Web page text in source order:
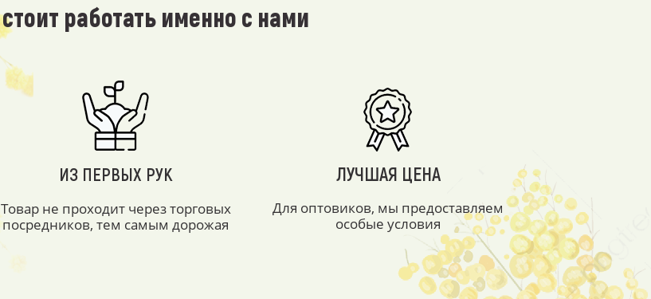
работать именно с нами
ИЗ ПЕРВЫХ РУК
Товар не проходит через торговых
посредников, тем самым дорожая
ЛУЧШАЯ ЦЕНА
Для оптовиков, мы предоставляем
особые условия